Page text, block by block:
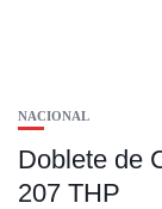
NACIONAL
Doblete de
207 THP